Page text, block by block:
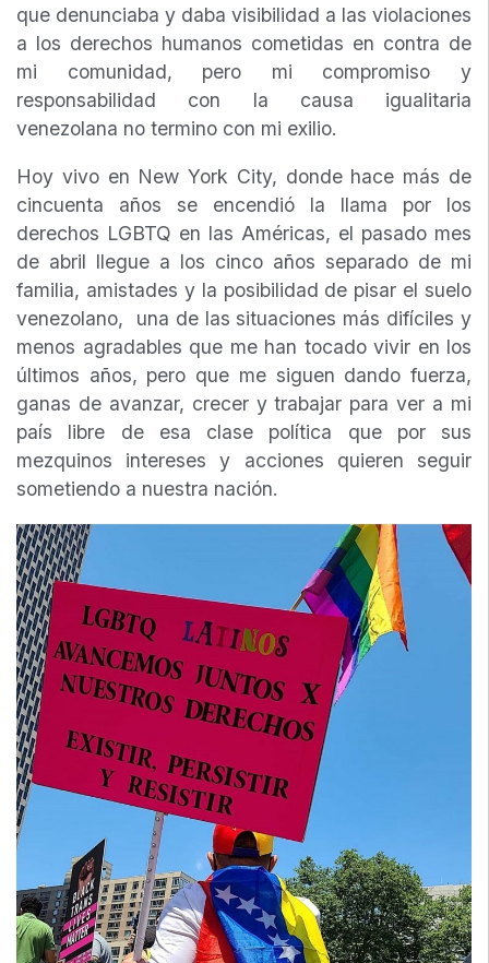
que denunciaba y daba visibilidad a las violaciones
a los derechos humanos cometidas en contra de
mi comunidad, pero mi compromiso y
responsabilidad con la causa igualitaria
venezolana no termino con mi exilio.
Hoy vivo en New York City, donde hace más de
cincuenta años se encendió la llama por los
derechos LGBTQ en las Américas, el pasado mes
de abril llegue a los cinco años separado de mi
familia, amistades y la posibilidad de pisar el suelo
venezolano, una de las situaciones más difíciles y
menos agradables que me han tocado vivir en los
últimos años, pero que me siguen dando fuerza,
ganas de avanzar, crecer y trabajar para ver a mi
país libre de esa clase política que por sus
mezquinos intereses y acciones quieren seguir
sometiendo a nuestra nación.